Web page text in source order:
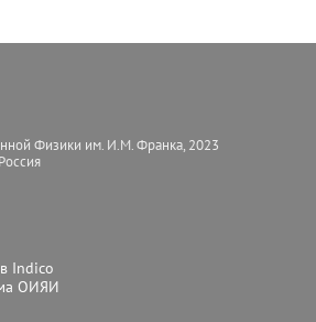
Физики им. И.М. Франка, 2023
Indico
ОИЯИ